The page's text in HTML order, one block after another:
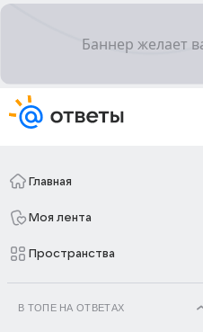
Главная
Моя лента
Пространства
В ТОПЕ НА ОТВЕТАХ